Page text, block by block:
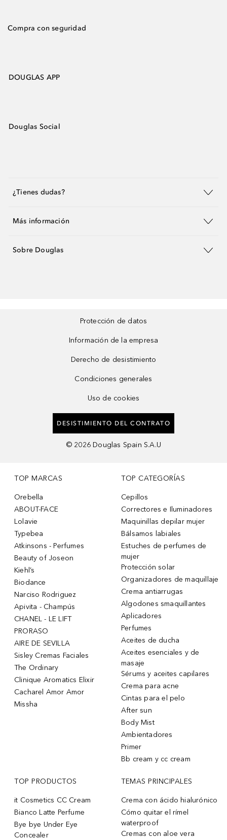
Compra con seguridad
DOUGLAS APP
Douglas Social
¿Tienes dudas?
Más información
Sobre Douglas
Protección de datos
Información de la empresa
Derecho de desistimiento
Condiciones generales
Uso de cookies
DESISTIMIENTO DEL CONTRATO
© 2026 Douglas Spain S.A.U
TOP MARCAS
Orebella
ABOUT-FACE
Lolavie
Typebea
Atkinsons - Perfumes
Beauty of Joseon
Kiehl’s
Biodance
Narciso Rodriguez
Apivita - Champús
CHANEL - LE LIFT
PRORASO
AIRE DE SEVILLA
Sisley Cremas Faciales
The Ordinary
Clinique Aromatics Elixir
Cacharel Amor Amor
Missha
TOP CATEGORÍAS
Cepillos
Correctores e Iluminadores
Maquinillas depilar mujer
Bálsamos labiales
Estuches de perfumes de
mujer
Protección solar
Organizadores de maquillaje
Crema antiarrugas
Algodones smaquillantes
Aplicadores
Perfumes
Aceites de ducha
Aceites esenciales y de
masaje
Sérums y aceites capilares
Crema para acne
Cintas para el pelo
After sun
Body Mist
Ambientadores
Primer
Bb cream y cc cream
TOP PRODUCTOS
it Cosmetics CC Cream
Bianco Latte Perfume
Bye bye Under Eye
Concealer
TEMAS PRINCIPALES
Crema con ácido hialurónico
Cómo quitar el rímel
waterproof
Cremas con aloe vera